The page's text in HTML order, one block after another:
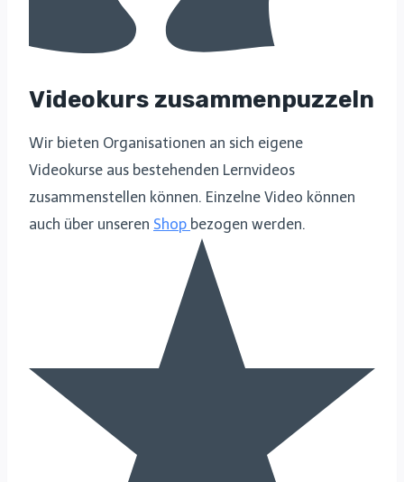
Videokurs zusammenpuzzeln
Wir bieten Organisationen an sich eigene
Videokurse aus bestehenden Lernvideos
zusammenstellen können. Einzelne Video können
auch über unseren Shop bezogen werden.